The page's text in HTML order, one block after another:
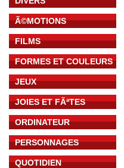
Ã©MOTIONS
FILMS
FORMES ET COULEURS
JEUX
JOIES ET FÃªTES
ORDINATEUR
PERSONNAGES
QUOTIDIEN